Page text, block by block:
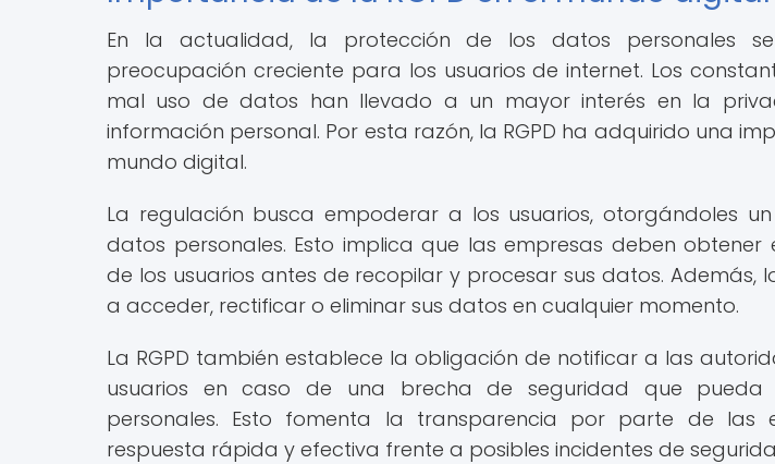
En la actualidad, la protección de los datos personales
preocupación creciente para los usuarios de internet. Los
mal uso de datos han llevado a un mayor interés en la
información personal. Por esta razón, la RGPD ha adquirido una
mundo digital.
La regulación busca empoderar a los usuarios, otorgándoles
datos personales. Esto implica que las empresas deben obtener
de los usuarios antes de recopilar y procesar sus datos. Además,
a acceder, rectificar o eliminar sus datos en cualquier momento.
La RGPD también establece la obligación de notificar a las
usuarios en caso de una brecha de seguridad que pueda
personales. Esto fomenta la transparencia por parte de las
respuesta rápida y efectiva frente a posibles incidentes de